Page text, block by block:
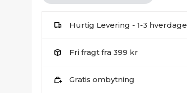
Hurtig Levering - 1-3 hverdage
Fri fragt fra 399 kr
Gratis ombytning